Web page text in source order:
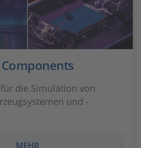
die Simulation von
und -
MEHR